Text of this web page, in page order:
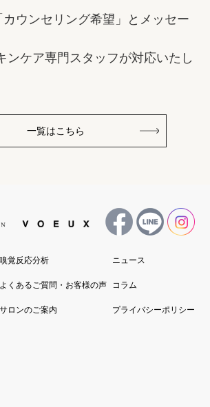
ウンセリング希望」とメッセー
ンケア専門スタッフが対応いたし
一覧はこちら
嗅覚反応分析
よくあるご質問・お客様の声
サロンのご案内
ニュース
コラム
プライバシーポリシー